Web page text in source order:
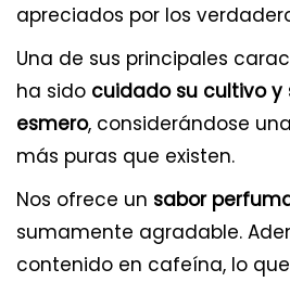
apreciados por los
Una de sus principales
ha sido cuidado su cultivo y
esmero, considerándose
más puras que existen.
Nos ofrece un sabor
sumamente agradable.
contenido en cafeína, lo